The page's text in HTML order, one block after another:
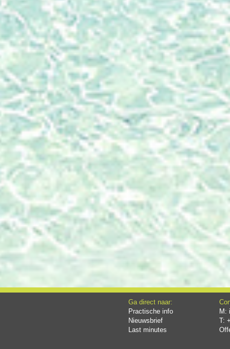
Ga direct naar:
Practische info
Nieuwsbrief
Last minutes
M:
T: